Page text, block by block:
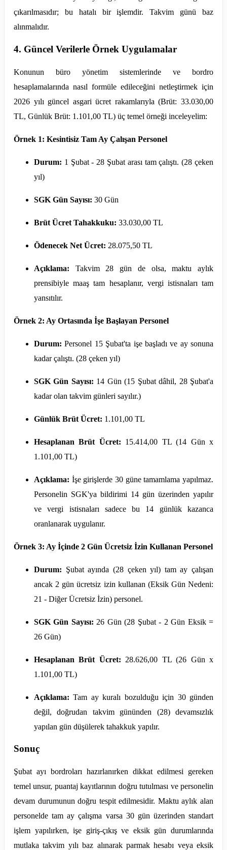
çıkarılmasıdır; bu hatalı bir işlemdir. Takvim günü baz
alınmalıdır.
4. Güncel Verilerle Örnek Uygulamalar
Konunun büro yönetim sistemlerinde ve bordro
hesaplamalarında nasıl formüle edileceğini netleştirmek için
2026 yılı güncel asgari ücret rakamlarıyla (Brüt: 33.030,00
TL, Günlük Brüt: 1.101,00 TL) üç temel örneği inceleyelim:
Örnek 1: Kesintisiz Tam Ay Çalışan Personel
Durum: 1 Şubat - 28 Şubat arası tam çalıştı. (28 çeken
yıl)
SGK Gün Sayısı: 30 Gün
Brüt Ücret Tahakkuku: 33.030,00 TL
Ödenecek Net Ücret: 28.075,50 TL
Açıklama: Takvim 28 gün de olsa, maktu aylık
prensibiyle maaş tam hesaplanır, vergi istisnaları tam
yansıtılır.
Örnek 2: Ay Ortasında İşe Başlayan Personel
Durum: Personel 15 Şubat'ta işe başladı ve ay sonuna
kadar çalıştı. (28 çeken yıl)
SGK Gün Sayısı: 14 Gün (15 Şubat dâhil, 28 Şubat'a
kadar olan takvim günleri sayılır.)
Günlük Brüt Ücret: 1.101,00 TL
Hesaplanan Brüt Ücret: 15.414,00 TL (14 Gün x
1.101,00 TL)
Açıklama: İşe girişlerde 30 güne tamamlama yapılmaz.
Personelin SGK'ya bildirimi 14 gün üzerinden yapılır
ve vergi istisnaları sadece bu 14 günlük kazanca
oranlanarak uygulanır.
Örnek 3: Ay İçinde 2 Gün Ücretsiz İzin Kullanan Personel
Durum: Şubat ayında (28 çeken yıl) tam ay çalışan
ancak 2 gün ücretsiz izin kullanan (Eksik Gün Nedeni:
21 - Diğer Ücretsiz İzin) personel.
SGK Gün Sayısı: 26 Gün (28 Şubat - 2 Gün Eksik =
26 Gün)
Hesaplanan Brüt Ücret: 28.626,00 TL (26 Gün x
1.101,00 TL)
Açıklama: Tam ay kuralı bozulduğu için 30 günden
değil, doğrudan takvim gününden (28) devamsızlık
yapılan gün düşülerek tahakkuk yapılır.
Sonuç
Şubat ayı bordroları hazırlanırken dikkat edilmesi gereken
temel unsur, puantaj kayıtlarının doğru tutulması ve personelin
devam durumunun doğru tespit edilmesidir. Maktu aylık alan
personelde tam ay çalışma varsa 30 gün üzerinden standart
işlem yapılırken, işe giriş-çıkış ve eksik gün durumlarında
mutlaka takvim yılı baz alınarak parmak hesabı veya eksik